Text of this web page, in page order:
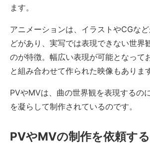
ます。
アニメーションは、イラストやCGな
どがあり、実写では表現できない世界
のが特徴。幅広い表現が可能となって
と組み合わせて作られた映像もありま
PVやMVは、曲の世界観を表現するの
を凝らして制作されているのです。
PVやMVの制作を依頼す